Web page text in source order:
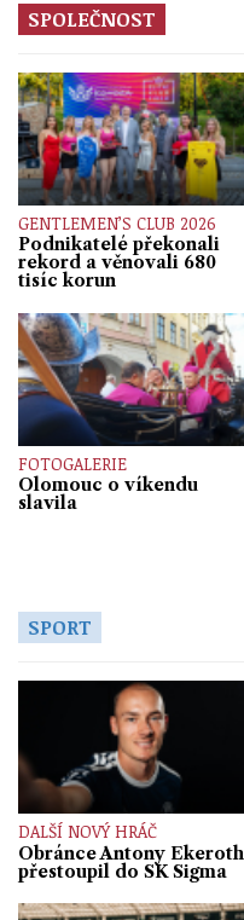
SPOLEČNOST
GENTLEMEN’S CLUB 2026
Podnikatelé překonali
rekord a věnovali 680
tisíc korun
FOTOGALERIE
Olomouc o víkendu
slavila
SPORT
DALŠÍ NOVÝ HRÁČ
Obránce Antony Ekeroth
přestoupil do SK Sigma